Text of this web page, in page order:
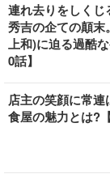
連れ去りをしくじ
秀吉の企ての顛
上和)に迫る過酷
0話】
店主の笑顔に常
食屋の魅力とは?